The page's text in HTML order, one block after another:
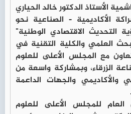
الأستاذ الدكتور خالد الحياري
الأكاديمية - الصناعية نحو
التحديث الاقتصادي الوطنية"
العلمي والكلية التقنية في
مع المجلس الأعلى للعلوم
الزرقاء، وبمشاركة واسعة من
والأكاديمي والجهات الداعمة
العام للمجلس الأعلى للعلوم